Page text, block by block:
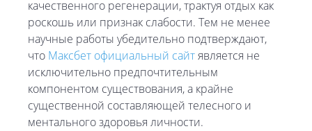
качественного регенерации, трактуя отдых как
роскошь или признак слабости. Тем не менее
научные работы убедительно подтверждают,
что Максбет официальный сайтявляется не
исключительно предпочтительным
компонентом существования, а крайне
существенной составляющей телесного и
ментального здоровья личности.